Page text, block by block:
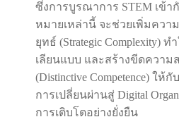
ซึ่งการบูรณาการ STEM เข้า
หมายเหล่านี้ จะช่วยเพิ่มควา
ยุทธ์ (Strategic Complexity)
เลียนแบบ และสร้างขีดความ
(Distinctive Competence) ใ
การเปลี่ยนผ่านสู่ Digital
การเติบโตอย่างยั่งยืน